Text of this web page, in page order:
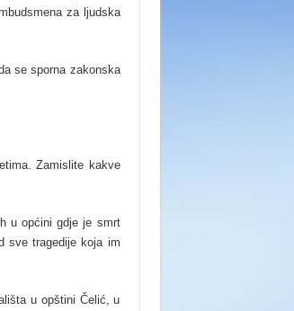
za ljudska
se sporna zakonska
Zamislite kakve
u općini gdje je smrt
sve tragedije koja im
u opštini Čelić, u